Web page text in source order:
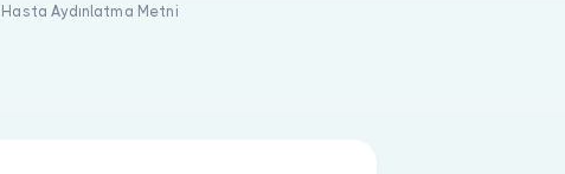
Hasta Aydınlatma Metni